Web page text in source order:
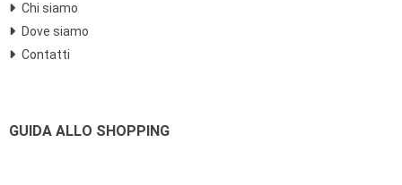
Chi siamo
Dove siamo
Contatti
GUIDA ALLO SHOPPING